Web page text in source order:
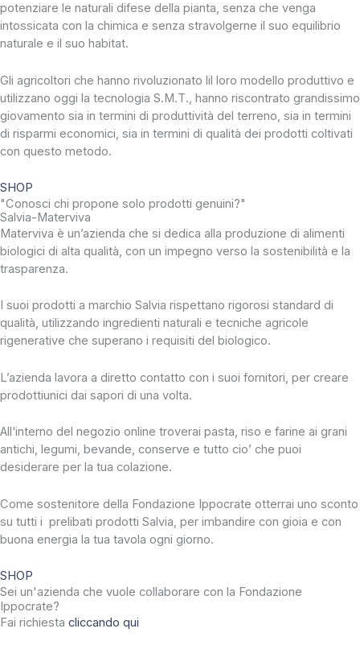
potenziare le naturali difese della pianta, senza che venga
intossicata con la chimica e senza stravolgerne il suo equilibrio
naturale e il suo habitat.
Gli agricoltori che hanno rivoluzionato lil loro modello produttivo e
utilizzano oggi la tecnologia S.M.T., hanno riscontrato grandissimo
giovamento sia in termini di produttività del terreno, sia in termini
di risparmi economici, sia in termini di qualità dei prodotti coltivati
con questo metodo.
SHOP
"Conosci chi propone solo prodotti genuini?"
Salvia-Materviva
Materviva è un’azienda che si dedica alla produzione di alimenti
biologici di alta qualità, con un impegno verso la sostenibilità e la
trasparenza.
I suoi prodotti a marchio Salvia rispettano rigorosi standard di
qualità, utilizzando ingredienti naturali e tecniche agricole
rigenerative che superano i requisiti del biologico.
L’azienda lavora a diretto contatto con i suoi fornitori, per creare
prodottiunici dai sapori di una volta.
All‘interno del negozio online troverai pasta, riso e farine ai grani
antichi, legumi, bevande, conserve e tutto cio’ che puoi
desiderare per la tua colazione.
Come sostenitore della Fondazione Ippocrate otterrai uno sconto
su tutti i prelibati prodotti Salvia, per imbandire con gioia e con
buona energia la tua tavola ogni giorno.
SHOP
Sei un'azienda che vuole collaborare con la Fondazione
Ippocrate?
Fai richiesta cliccando qui